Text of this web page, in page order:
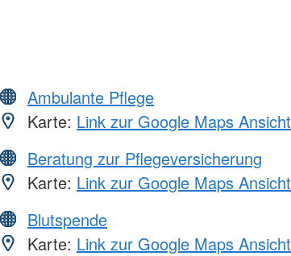
Ambulante Pflege
Karte: Link zur Google Maps Ansicht
Beratung zur Pflegeversicherung
Karte: Link zur Google Maps Ansicht
Blutspende
Karte: Link zur Google Maps Ansicht